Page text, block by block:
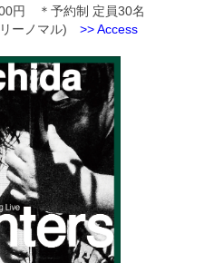
円 ＊予約制 定員30名
ーノマル) >> Access